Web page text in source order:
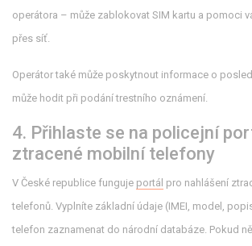
operátora – může zablokovat SIM kartu a pomoci
přes síť.
Operátor také může poskytnout informace o
může hodit při podání trestního oznámení.
4. Přihlaste se na policejní
ztracené mobilní telefony
V České republice funguje portál pro nahlášení
telefonů. Vyplníte základní údaje (IMEI, model,
telefon zaznamenat do národní databáze. Pokud